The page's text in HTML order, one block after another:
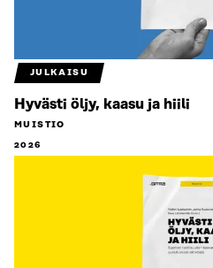
JULKAISU
Hyvästi öljy, kaasu ja hiili
MUISTIO
2026